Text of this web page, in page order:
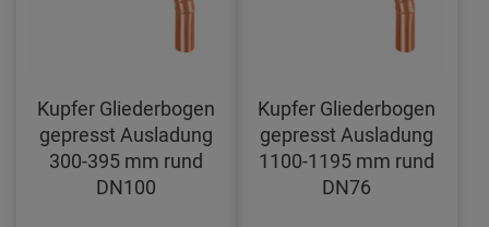
Kupfer Gliederbogen
gepresst Ausladung
300-395 mm rund
DN100
Kupfer Gliederbogen
gepresst Ausladung
1100-1195 mm rund
DN76